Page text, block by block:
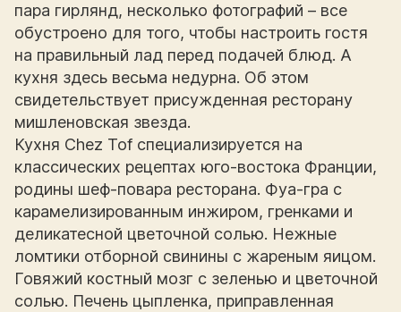
пара гирлянд, несколько фотографий – все
обустроено для того, чтобы настроить гостя
на правильный лад перед подачей блюд. А
кухня здесь весьма недурна. Об этом
свидетельствует присужденная ресторану
мишленовская звезда.
Кухня Chez Tof специализируется на
классических рецептах юго-востока Франции,
родины шеф-повара ресторана. Фуа-гра с
карамелизированным инжиром, гренками и
деликатесной цветочной солью. Нежные
ломтики отборной свинины с жареным яицом.
Говяжий костный мозг с зеленью и цветочной
солью. Печень цыпленка, приправленная